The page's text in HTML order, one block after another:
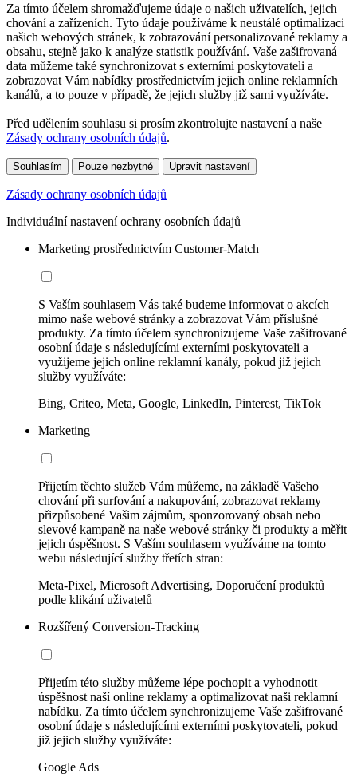
Za tímto účelem shromažďujeme údaje o našich uživatelích, jejich
chování a zařízeních. Tyto údaje používáme k neustálé optimalizaci
našich webových stránek, k zobrazování personalizované reklamy a
obsahu, stejně jako k analýze statistik používání. Vaše zašifrovaná
data můžeme také synchronizovat s externími poskytovateli a
zobrazovat Vám nabídky prostřednictvím jejich online reklamních
kanálů, a to pouze v případě, že jejich služby již sami využíváte.
Před udělením souhlasu si prosím zkontrolujte nastavení a naše
Zásady ochrany osobních údajů.
Souhlasím Pouze nezbytné Upravit nastavení
Zásady ochrany osobních údajů
Individuální nastavení ochrany osobních údajů
Marketing prostřednictvím Customer-Match
S Vaším souhlasem Vás také budeme informovat o akcích
mimo naše webové stránky a zobrazovat Vám příslušné
produkty. Za tímto účelem synchronizujeme Vaše zašifrované
osobní údaje s následujícími externími poskytovateli a
využijeme jejich online reklamní kanály, pokud již jejich
služby využíváte:
Bing, Criteo, Meta, Google, LinkedIn, Pinterest, TikTok
Marketing
Přijetím těchto služeb Vám můžeme, na základě Vašeho
chování při surfování a nakupování, zobrazovat reklamy
přizpůsobené Vašim zájmům, sponzorovaný obsah nebo
slevové kampaně na naše webové stránky či produkty a měřit
jejich úspěšnost. S Vaším souhlasem využíváme na tomto
webu následující služby třetích stran:
Meta-Pixel, Microsoft Advertising, Doporučení produktů
podle klikání uživatelů
Rozšířený Conversion-Tracking
Přijetím této služby můžeme lépe pochopit a vyhodnotit
úspěšnost naší online reklamy a optimalizovat naši reklamní
nabídku. Za tímto účelem synchronizujeme Vaše zašifrované
osobní údaje s následujícími externími poskytovateli, pokud
již jejich služby využíváte:
Google Ads